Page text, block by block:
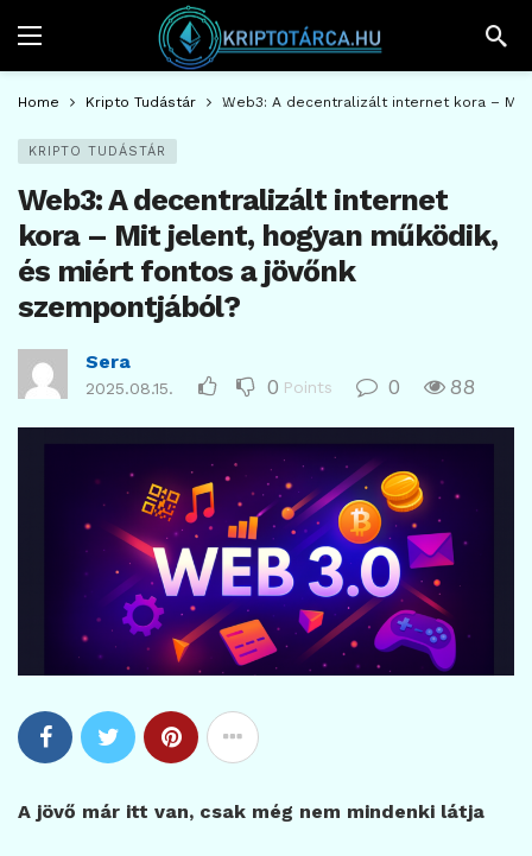
Home Kripto Tudástár Web3: A decentralizált internet kora –
KRIPTO TUDÁSTÁR
Web3: A decentralizált internet
kora – Mit jelent, hogyan működik,
és miért fontos a jövőnk
szempontjából?
Sera
2025.08.15. 0 Points 0 88
A jövő már itt van, csak még nem mindenki látja